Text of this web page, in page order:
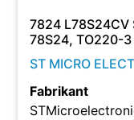
7824 L78S24CV
78S24, TO220-3
ST MICRO
Fabrikant